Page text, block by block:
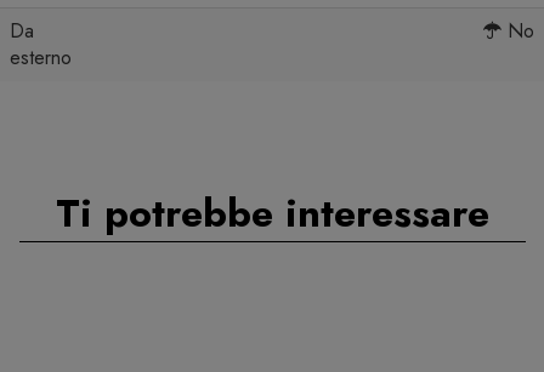
Da
esterno
No
Ti potrebbe interessare